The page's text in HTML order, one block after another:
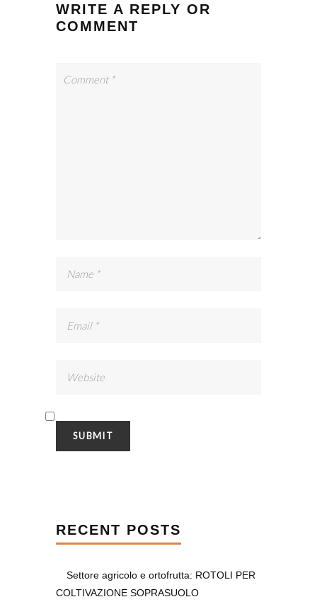
WRITE A REPLY OR
COMMENT
RECENT POSTS
Settore agricolo e ortofrutta: ROTOLI PER
COLTIVAZIONE SOPRASUOLO